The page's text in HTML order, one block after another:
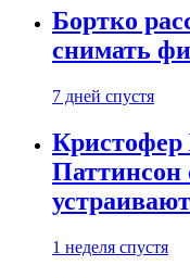
Бортко
снимать
7 дней спустя
Кристофер
Паттинсон
1 неделя спустя